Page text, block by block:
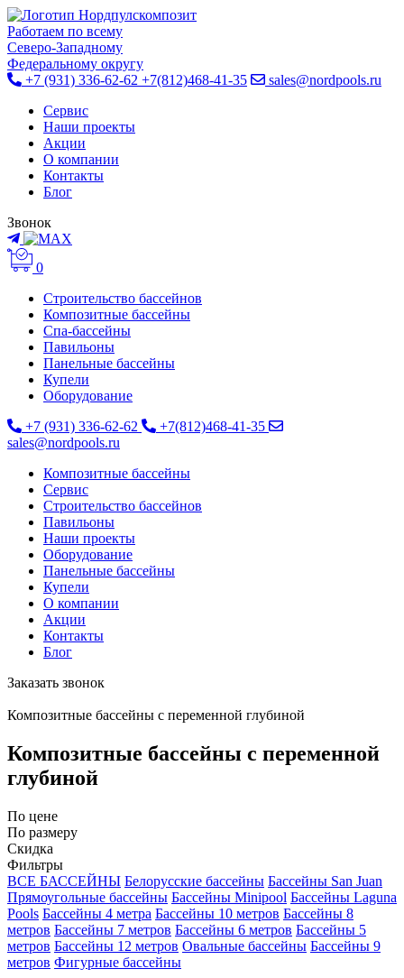
Работаем по всему
Cеверо-Западному
Федеральному округу
+7 (931) 336-62-62 +7(812)468-41-35
sales@nordpools.ru
Cервис
Наши проекты
Акции
О компании
Контакты
Блог
Звонок
0
Строительство бассейнов
Композитные бассейны
Спа-бассейны
Павильоны
Панельные бассейны
Купели
Оборудование
+7 (931) 336-62-62
+7(812)468-41-35
sales@nordpools.ru
Композитные бассейны
Cервис
Строительство бассейнов
Павильоны
Наши проекты
Оборудование
Панельные бассейны
Купели
О компании
Акции
Контакты
Блог
Заказать звонок
Композитные бассейны с переменной глубиной
Композитные бассейны с переменной
глубиной
По цене
По размеру
Скидка
Фильтры
ВСЕ БАССЕЙНЫ Белорусские бассейны Бассейны San Juan
Прямоугольные бассейны Бассейны Minipool Бассейны Laguna
Pools Бассейны 4 метра Бассейны 10 метров Бассейны 8
метров Бассейны 7 метров Бассейны 6 метров Бассейны 5
метров Бассейны 12 метров Овальные бассейны Бассейны 9
метров Фигурные бассейны